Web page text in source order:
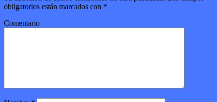
obligatorios están marcados con *
Comentario